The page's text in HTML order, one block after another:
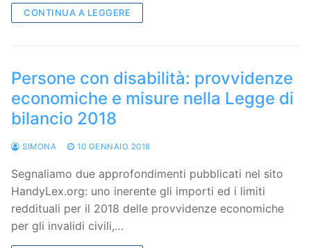
CONTINUA A LEGGERE
Persone con disabilità: provvidenze
economiche e misure nella Legge di
bilancio 2018
SIMONA 10 GENNAIO 2018
Segnaliamo due approfondimenti pubblicati nel sito
HandyLex.org: uno inerente gli importi ed i limiti
reddituali per il 2018 delle provvidenze economiche
per gli invalidi civili,…